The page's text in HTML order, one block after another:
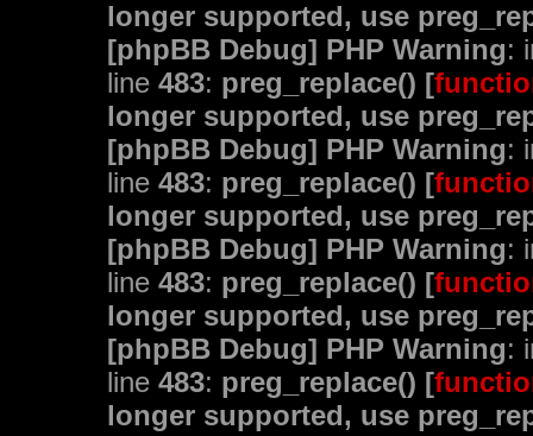
longer supported, use
[phpBB Debug] PHP Warning:
line 483: preg_replace() [
longer supported, use
[phpBB Debug] PHP Warning:
line 483: preg_replace() [
longer supported, use
[phpBB Debug] PHP Warning:
line 483: preg_replace() [
longer supported, use
[phpBB Debug] PHP Warning:
line 483: preg_replace() [
longer supported, use